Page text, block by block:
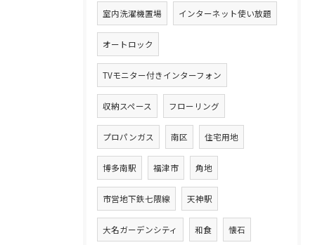
室内洗濯機置場 インターネット使い放題
オートロック
TVモニター付きインターフォン
収納スペース フローリング
プロパンガス 南区 住宅用地
博多南駅 福津市 角地
市営地下鉄七隈線 天神駅
大名ガーデンシティ 和食 懐石